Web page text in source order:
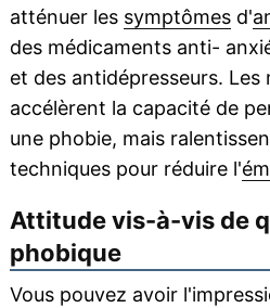
atténuer les symptômesd'
des médicaments anti-
et des antidépresseurs. Les
accélèrent la capacité de
une phobie, mais
techniques pour réduire l'
Attitude vis-à-vis de
phobique
Vous pouvez avoir